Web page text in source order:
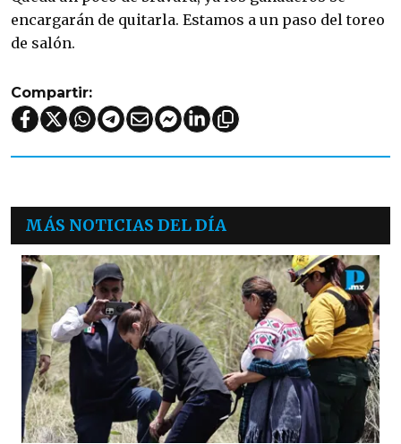
encargarán de quitarla. Estamos a un paso del toreo
de salón.
Compartir:
MÁS NOTICIAS DEL DÍA